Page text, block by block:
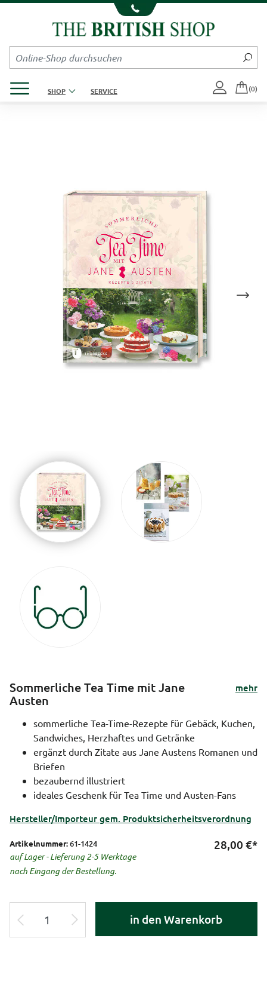
Kompletten Head der Seite überspringen
SHOP SERVICE (0)
Sommerliche Tea Time mit Jane
Austen
mehr
sommerliche Tea-Time-Rezepte für Gebäck, Kuchen,
Sandwiches, Herzhaftes und Getränke
ergänzt durch Zitate aus Jane Austens Romanen und
Briefen
bezaubernd illustriert
ideales Geschenk für Tea Time und Austen-Fans
Hersteller/Importeur gem. Produktsicherheitsverordnung
Artikelnummer:61-1424
auf Lager - Lieferung 2-5 Werktage
nach Eingang der Bestellung.
28,00 €*
in den Warenkorb